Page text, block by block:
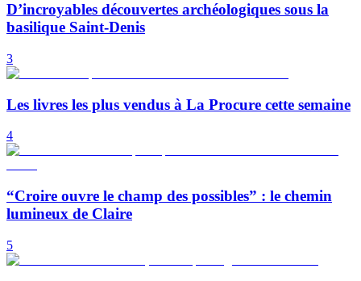
D’incroyables découvertes archéologiques sous la
basilique Saint-Denis
3
Les livres les plus vendus à La Procure cette semaine
4
“Croire ouvre le champ des possibles” : le chemin
lumineux de Claire
5